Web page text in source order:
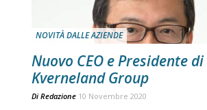
NOVITÀ DALLE AZIENDE
Nuovo CEO e Presidente di
Kverneland Group
Di Redazione 10 Novembre 2020